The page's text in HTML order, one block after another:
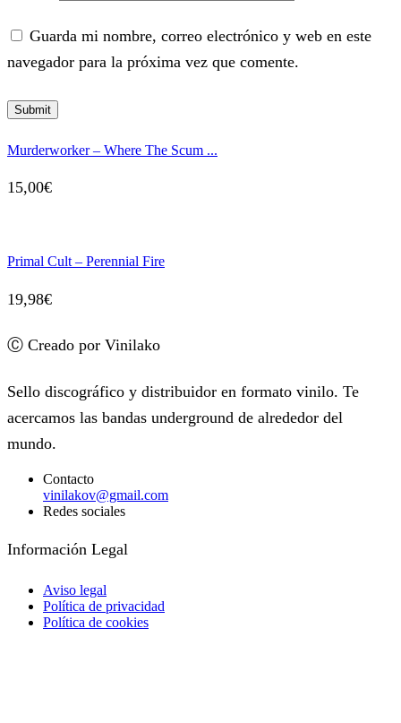
Guarda mi nombre, correo electrónico y web en este
navegador para la próxima vez que comente.
Murderworker – Where The Scum ...
15,00€
Primal Cult – Perennial Fire
19,98€
Ⓒ Creado por Vinilako
Sello discográfico y distribuidor en formato vinilo. Te
acercamos las bandas underground de alrededor del
mundo.
Contacto
vinilakov@gmail.com
Redes sociales
Información Legal
Aviso legal
Política de privacidad
Política de cookies